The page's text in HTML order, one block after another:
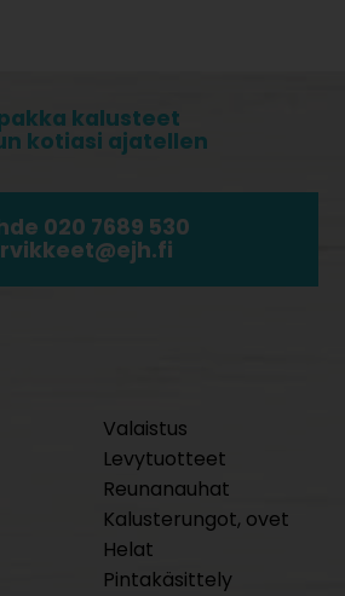
kalusteet
kotiasi ajatellen
020 7689 530
Valaistus
Levytuotteet
Reunanauhat
Kalusterungot, ovet
Helat
Pintakäsittely